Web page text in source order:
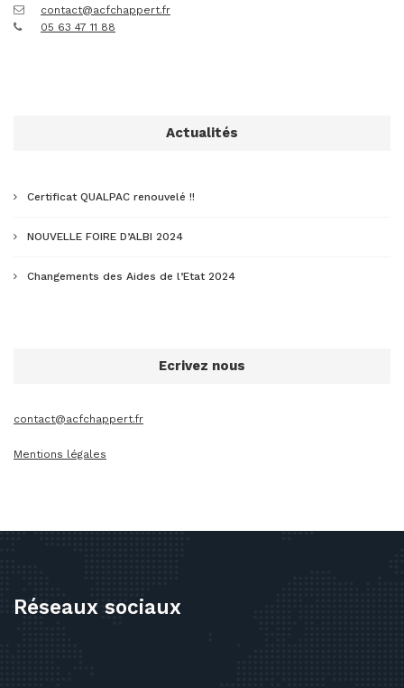
contact@acfchappert.fr
05 63 47 11 88
Actualités
Certificat QUALPAC renouvelé !!
NOUVELLE FOIRE D’ALBI 2024
Changements des Aides de l’Etat 2024
Ecrivez nous
contact@acfchappert.fr
Mentions légales
Réseaux sociaux